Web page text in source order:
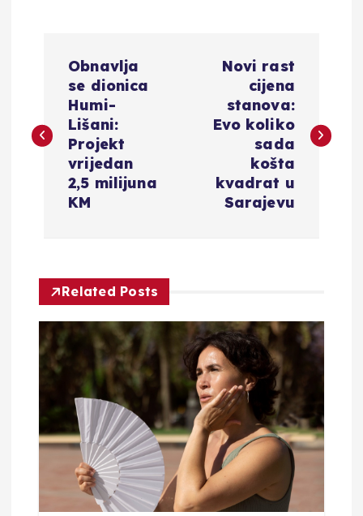
v
c
a
o
Obnavlja
se dionica
Humi-
Lišani:
Projekt
vrijedan
2,5 milijuna
KM
Novi rast
cijena
stanova:
Evo koliko
sada
košta
kvadrat u
Sarajevu
Related Posts